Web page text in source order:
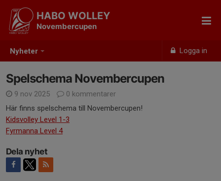
Nyheter Logga in
HABO WOLLEY
Novembercupen
Spelschema Novembercupen
9 nov 2025
0 kommentarer
Här finns spelschema till Novembercupen!
Kidsvolley Level 1-3
Fyrmanna Level 4
Dela nyhet